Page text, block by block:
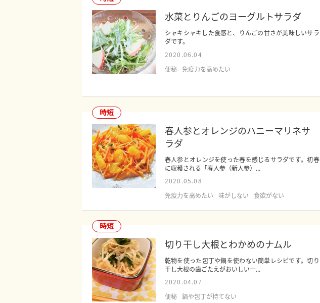
水菜とりんごのヨーグルトサラダ
シャキシャキした食感と、りんごの甘さが美味しいサラ
ダです。
2020.06.04
便秘
免疫力を高めたい
時短
春人参とオレンジのハニーマリネサ
ラダ
春人参とオレンジを使った春を感じるサラダです。初春
に収穫される「春人参（新人参）...
2020.05.08
免疫力を高めたい
味がしない 食欲がない
時短
切り干し大根とわかめのナムル
乾物を使った包丁や鍋を使わない簡単レシピです。切り
干し大根の歯ごたえがおいしい一...
2020.04.07
便秘 鍋や包丁が持てない